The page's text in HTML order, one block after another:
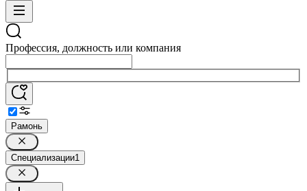
Профессия, должность или компания
Рамонь
Специализации1